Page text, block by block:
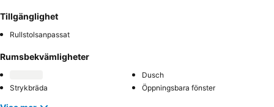
Tillgänglighet
Rullstolsanpassat
Rumsbekvämligheter
Dusch
Strykbräda
Öppningsbara fönster